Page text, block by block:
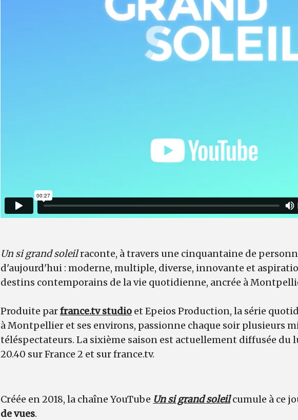
Un si grand soleilraconte, à travers une cinquantaine de
d'aujourd'hui : moderne, multiple, diverse, innovante et
destins contemporains de la vie quotidienne, ancrée à
Produite parfrance.tv studio et Epeios Production, la série
à Montpellier et ses environs, passionne chaque soir plusieurs
téléspectateurs. La sixième saison est actuellement diffusée du
20.40 sur France 2 et sur france.tv.
Créée en 2018, la chaîne YouTube Un si grand soleilcumule à ce
de vues.